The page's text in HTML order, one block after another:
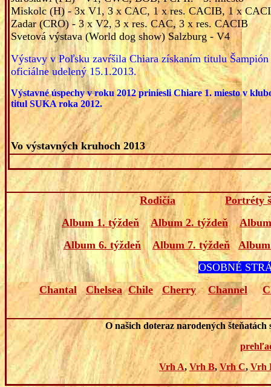
Miskolc (H) - 3x V1, 3 x CAC, 1 x res. CACIB, 1 x
Zadar (CRO) - 3 x V2, 3 x res. CAC, 3 x res. CACIB
Svetová výstava (World dog show) Salzburg - V4
Výstavy v Poľsku zavŕšila Chiara získaním titulu
oficiálne udelený 15.1.2013.
Výstavné úspechy v roku 2012 priniesli Chiare 1. miesto v
titul SUKA roka 2012.
Vo výstavných kruhoch 2013
Rodičia
Portréty
Album 1. týždeň
Album 2. týždeň
Album 6. týždeň
Album 7. týždeň
OSOBNÉ
Chantal
Chelsea Chile Cherry Channel
O našich doteraz narodených
Vrh A,Vrh B, Vrh C, Vrh